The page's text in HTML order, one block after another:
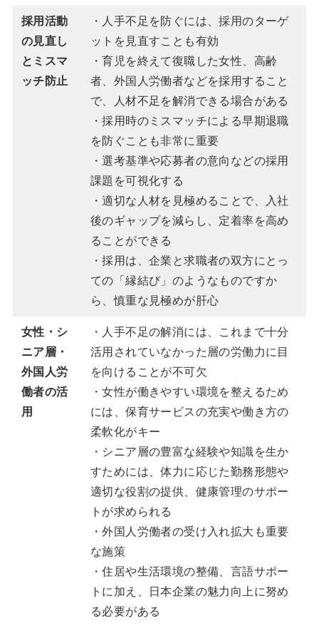
採用活動
の見直し
とミスマ
ッチ防止
・人手不足を防ぐには、採用のターゲ
ットを見直すことも有効
・育児を終えて復職した女性、高齢
者、外国人労働者などを採用すること
で、人材不足を解消できる場合がある
・採用時のミスマッチによる早期退職
を防ぐことも非常に重要
・選考基準や応募者の意向などの採用
課題を可視化する
・適切な人材を見極めることで、入社
後のギャップを減らし、定着率を高め
ることができる
・採用は、企業と求職者の双方にとっ
ての「縁結び」のようなものですか
ら、慎重な見極めが肝心
女性・シ
ニア層・
外国人労
働者の活
用
・人手不足の解消には、これまで十分
活用されていなかった層の労働力に目
を向けることが不可欠
・女性が働きやすい環境を整えるため
には、保育サービスの充実や働き方の
柔軟化がキー
・シニア層の豊富な経験や知識を生か
すためには、体力に応じた勤務形態や
適切な役割の提供、健康管理のサポー
トが求められる
・外国人労働者の受け入れ拡大も重要
な施策
・住居や生活環境の整備、言語サポー
トに加え、日本企業の魅力向上に努め
る必要がある